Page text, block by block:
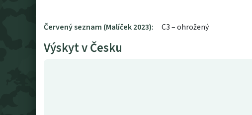
Červený seznam (Malíček 2023): C3 – ohrožený
Výskyt v Česku